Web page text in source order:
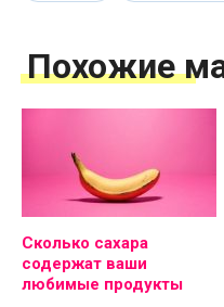
Похожие
Сколько сахара
содержат ваши
любимые продукты